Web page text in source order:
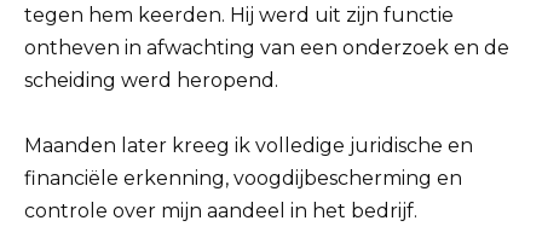
tegen hem keerden. Hij werd uit zijn functie
ontheven in afwachting van een onderzoek en de
scheiding werd heropend.
Maanden later kreeg ik volledige juridische en
financiële erkenning, voogdijbescherming en
controle over mijn aandeel in het bedrijf.